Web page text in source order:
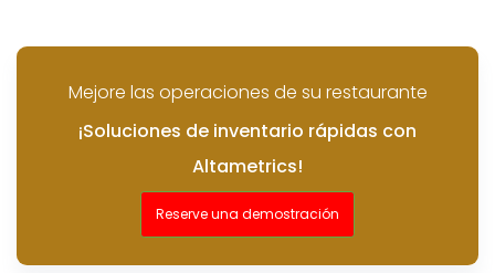
Mejore las operaciones de su restaurante
¡Soluciones de inventario rápidas con
Altametrics!
Reserve una demostración